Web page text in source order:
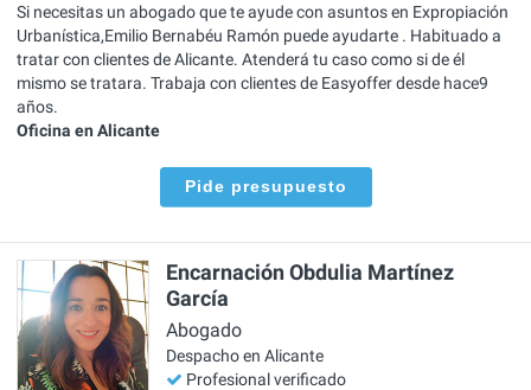
Si necesitas un abogado que te ayude con asuntos en Expropiación
Urbanística,Emilio Bernabéu Ramón puede ayudarte . Habituado a
tratar con clientes de Alicante. Atenderá tu caso como si de él
mismo se tratara. Trabaja con clientes de Easyoffer desde hace9
años.
Oficina en Alicante
Pide presupuesto
Encarnación Obdulia Martínez
García
Abogado
Despacho en Alicante
Profesional verificado